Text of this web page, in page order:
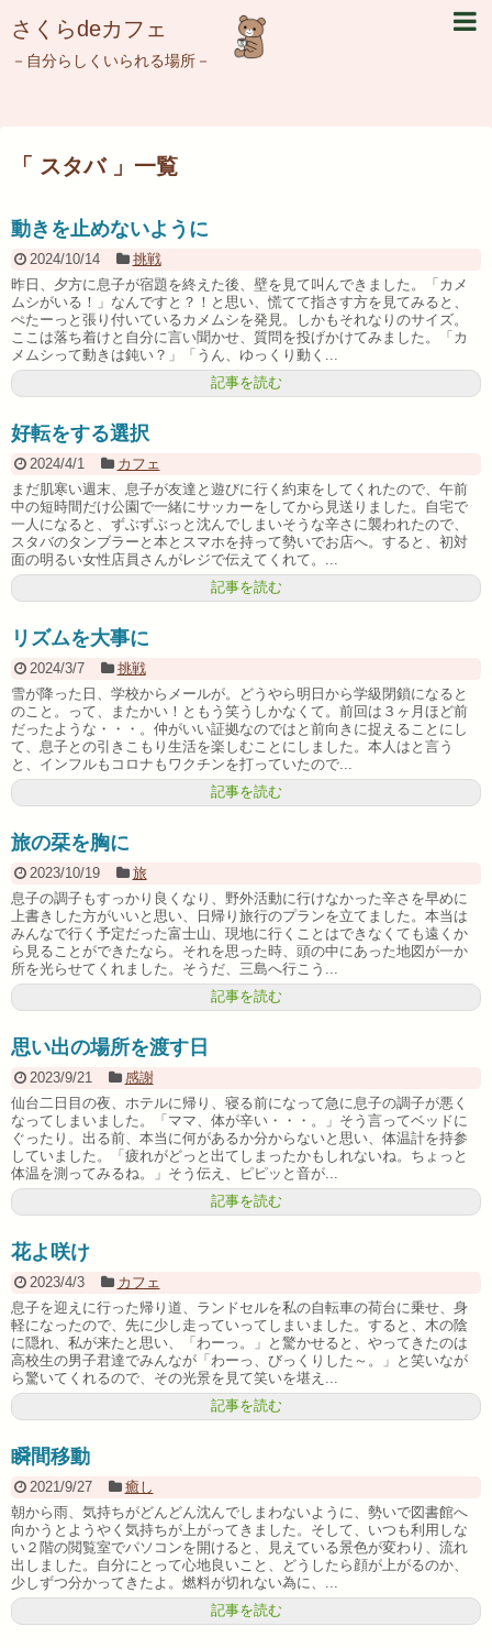
さくらdeカフェ
－自分らしくいられる場所－
「 スタバ 」一覧
動きを止めないように
2024/10/14
挑戦
昨日、夕方に息子が宿題を終えた後、壁を見て叫んできました。「カメ
ムシがいる！」なんですと？！と思い、慌てて指さす方を見てみると、
ぺたーっと張り付いているカメムシを発見。しかもそれなりのサイズ。
ここは落ち着けと自分に言い聞かせ、質問を投げかけてみました。「カ
メムシって動きは鈍い？」「うん、ゆっくり動く...
記事を読む
好転をする選択
2024/4/1
カフェ
まだ肌寒い週末、息子が友達と遊びに行く約束をしてくれたので、午前
中の短時間だけ公園で一緒にサッカーをしてから見送りました。自宅で
一人になると、ずぶずぶっと沈んでしまいそうな辛さに襲われたので、
スタバのタンブラーと本とスマホを持って勢いでお店へ。すると、初対
面の明るい女性店員さんがレジで伝えてくれて。...
記事を読む
リズムを大事に
2024/3/7
挑戦
雪が降った日、学校からメールが。どうやら明日から学級閉鎖になると
のこと。って、またかい！ともう笑うしかなくて。前回は３ヶ月ほど前
だったような・・・。仲がいい証拠なのではと前向きに捉えることにし
て、息子との引きこもり生活を楽しむことにしました。本人はと言う
と、インフルもコロナもワクチンを打っていたので...
記事を読む
旅の栞を胸に
2023/10/19
旅
息子の調子もすっかり良くなり、野外活動に行けなかった辛さを早めに
上書きした方がいいと思い、日帰り旅行のプランを立てました。本当は
みんなで行く予定だった富士山、現地に行くことはできなくても遠くか
ら見ることができたなら。それを思った時、頭の中にあった地図が一か
所を光らせてくれました。そうだ、三島へ行こう...
記事を読む
思い出の場所を渡す日
2023/9/21
感謝
仙台二日目の夜、ホテルに帰り、寝る前になって急に息子の調子が悪く
なってしまいました。「ママ、体が辛い・・・。」そう言ってベッドに
ぐったり。出る前、本当に何があるか分からないと思い、体温計を持参
していました。「疲れがどっと出てしまったかもしれないね。ちょっと
体温を測ってみるね。」そう伝え、ピピッと音が...
記事を読む
花よ咲け
2023/4/3
カフェ
息子を迎えに行った帰り道、ランドセルを私の自転車の荷台に乗せ、身
軽になったので、先に少し走っていってしまいました。すると、木の陰
に隠れ、私が来たと思い、「わーっ。」と驚かせると、やってきたのは
高校生の男子君達でみんなが「わーっ、びっくりした～。」と笑いなが
ら驚いてくれるので、その光景を見て笑いを堪え...
記事を読む
瞬間移動
2021/9/27
癒し
朝から雨、気持ちがどんどん沈んでしまわないように、勢いで図書館へ
向かうとようやく気持ちが上がってきました。そして、いつも利用しな
い２階の閲覧室でパソコンを開けると、見えている景色が変わり、流れ
出しました。自分にとって心地良いこと、どうしたら顔が上がるのか、
少しずつ分かってきたよ。燃料が切れない為に、...
記事を読む